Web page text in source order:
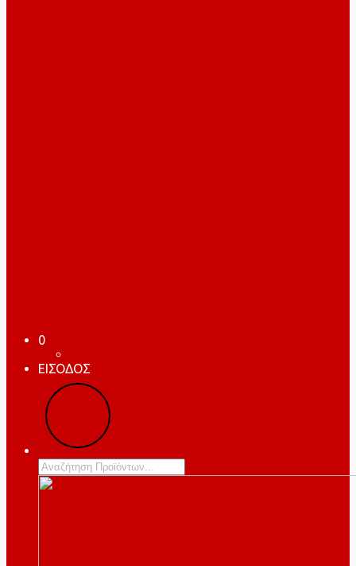
0
ΕΙΣΟΔΟΣ
Products
search